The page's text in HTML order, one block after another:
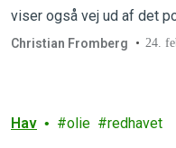
viser også vej ud af det
den højaktuelle bog.
Christian Fromberg 24.
Hav olie redhavet